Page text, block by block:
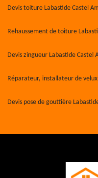
Devis toiture Labastide Castel
Rehaussement de toiture
Devis zingueur Labastide Castel
Réparateur, installateur de
Devis pose de gouttière